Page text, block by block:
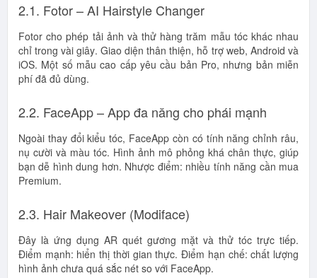
2.1. Fotor – AI Hairstyle Changer
Fotor cho phép tải ảnh và thử hàng trăm mẫu tóc khác nhau
chỉ trong vài giây. Giao diện thân thiện, hỗ trợ web, Android và
iOS. Một số mẫu cao cấp yêu cầu bản Pro, nhưng bản miễn
phí đã đủ dùng.
2.2. FaceApp – App đa năng cho phái mạnh
Ngoài thay đổi kiểu tóc, FaceApp còn có tính năng chỉnh râu,
nụ cười và màu tóc. Hình ảnh mô phỏng khá chân thực, giúp
bạn dễ hình dung hơn. Nhược điểm: nhiều tính năng cần mua
Premium.
2.3. Hair Makeover (Modiface)
Đây là ứng dụng AR quét gương mặt và thử tóc trực tiếp.
Điểm mạnh: hiển thị thời gian thực. Điểm hạn chế: chất lượng
hình ảnh chưa quá sắc nét so với FaceApp.